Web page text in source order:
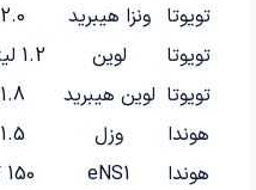
تویوتا ونزا هیبرید 2.0 لیتری
تویوتا
لوین 1.2 لیتری توربو
تویوتا لوین هیبرید 1.8 لیتری
هوندا
وزل 1.5 لیتری
هوندا
eNS1 150 کیلووات